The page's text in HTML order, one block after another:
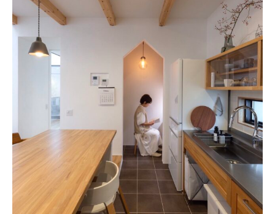
おすすめの記事
コラム
収納/掃除
daily mukuri/ アイテム